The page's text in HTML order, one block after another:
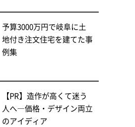
予算3000万円で岐阜に土
地付き注文住宅を建てた事
例集
【PR】造作が高くて迷う
人へ―価格・デザイン両立
のアイディア